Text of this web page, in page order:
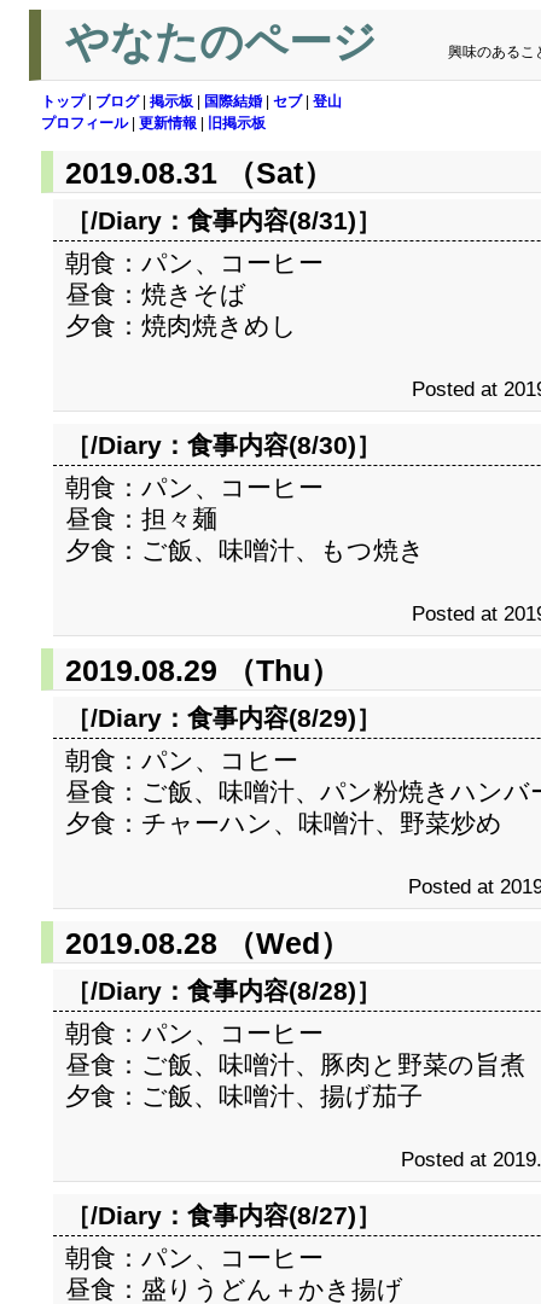
やなたのページ 興味のあるこ
トップ| ブログ| 掲示板 国際結婚 セブ| 登山
プロフィール| 更新情報 旧掲示板
2019.08.31 （Sat）
［/Diary： 食事内容(8/31)］
朝食：パン、コーヒー
昼食：焼きそば
夕食：焼肉焼きめし
Posted at
［/Diary： 食事内容(8/30)］
朝食：パン、コーヒー
昼食：担々麺
夕食：ご飯、味噌汁、もつ焼き
Posted at
2019.08.29 （Thu）
［/Diary： 食事内容(8/29)］
朝食：パン、コヒー
昼食：ご飯、味噌汁、パン粉焼きハンバ
夕食：チャーハン、味噌汁、野菜炒め
Posted at
2019.08.28 （Wed）
［/Diary： 食事内容(8/28)］
朝食：パン、コーヒー
昼食：ご飯、味噌汁、豚肉と野菜の旨煮
夕食：ご飯、味噌汁、揚げ茄子
Posted at
［/Diary： 食事内容(8/27)］
朝食：パン、コーヒー
昼食：盛りうどん＋かき揚げ